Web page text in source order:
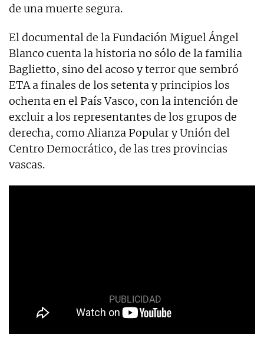
de una muerte segura.
El documental de la Fundación Miguel Ángel
Blanco cuenta la historia no sólo de la familia
Baglietto, sino del acoso y terror que sembró
ETA a finales de los setenta y principios los
ochenta en el País Vasco, con la intención de
excluir a los representantes de los grupos de
derecha, como Alianza Popular y Unión del
Centro Democrático, de las tres provincias
vascas.